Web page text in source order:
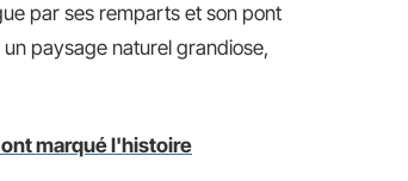
par ses remparts et son pont
paysage naturel grandiose,
marqué l'histoire